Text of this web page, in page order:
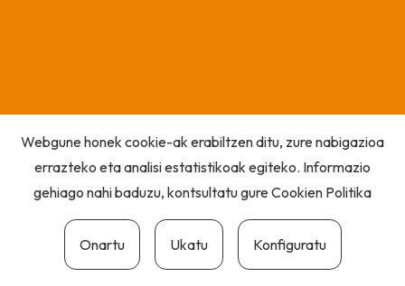
Webgune honek cookie-ak erabiltzen ditu, zure nabigazioa
errazteko eta analisi estatistikoak egiteko. Informazio
gehiago nahi baduzu, kontsultatu gureCookien Politika
Onartu Ukatu Konfiguratu